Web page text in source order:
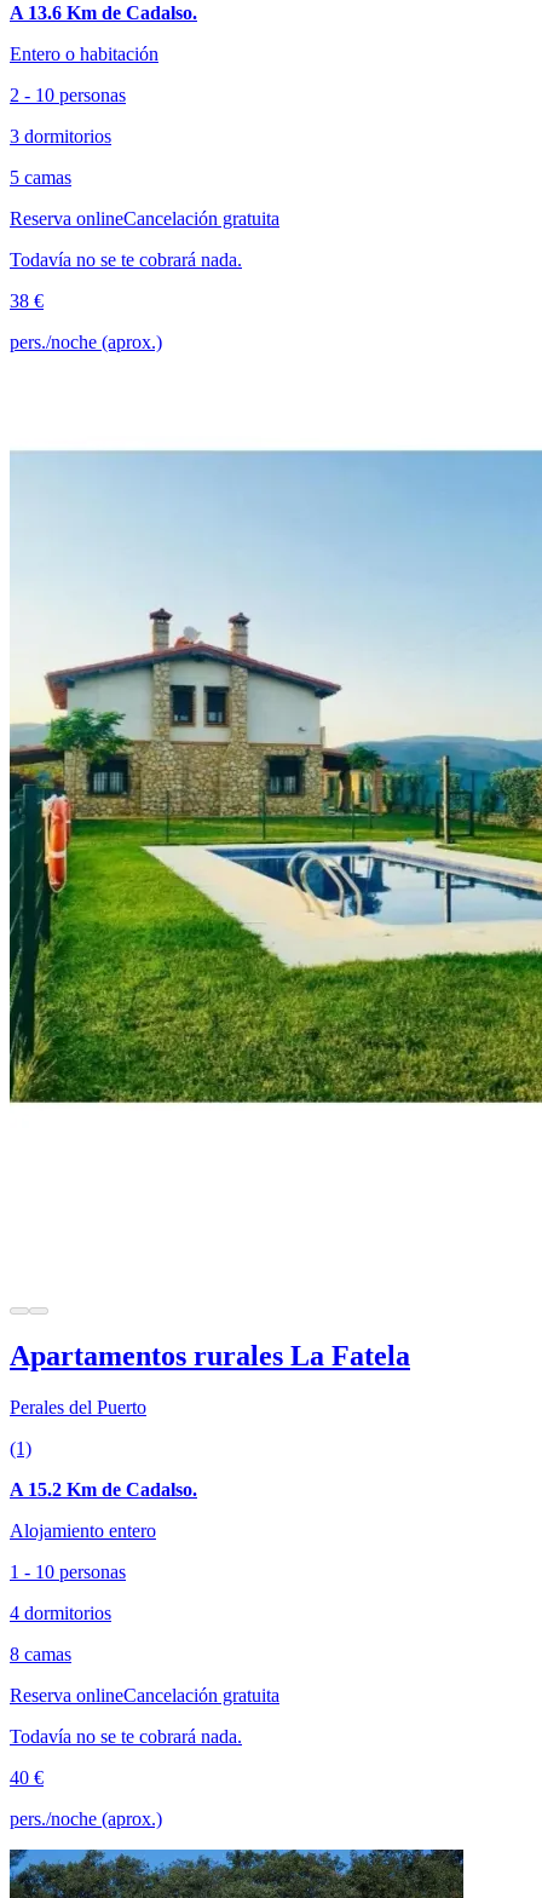
A 13.6 Km de Cadalso.
Entero o habitación
2 - 10 personas
3 dormitorios
5 camas
Reserva onlineCancelación gratuita
Todavía no se te cobrará nada.
38 €
pers./noche (aprox.)
Apartamentos rurales La Fatela
Perales del Puerto
(1)
A 15.2 Km de Cadalso.
Alojamiento entero
1 - 10 personas
4 dormitorios
8 camas
Reserva onlineCancelación gratuita
Todavía no se te cobrará nada.
40 €
pers./noche (aprox.)